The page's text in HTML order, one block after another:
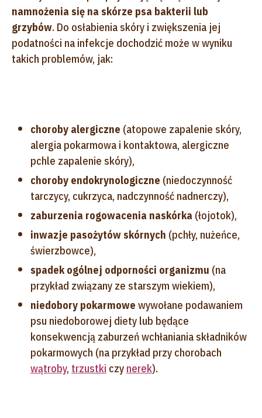
namnożenia się na skórze psa bakterii lub
grzybów. Do osłabienia skóry i zwiększenia jej
podatności na infekcje dochodzić może w wyniku
takich problemów, jak:
choroby alergiczne (atopowe zapalenie skóry,
alergia pokarmowa i kontaktowa, alergiczne
pchle zapalenie skóry),
choroby endokrynologiczne (niedoczynność
tarczycy, cukrzyca, nadczynność nadnerczy),
zaburzenia rogowacenia naskórka (łojotok),
inwazje pasożytów skórnych (pchły, nużeńce,
świerzbowce),
spadek ogólnej odporności organizmu (na
przykład związany ze starszym wiekiem),
niedobory pokarmowe wywołane podawaniem
psu niedoborowej diety lub będące
konsekwencją zaburzeń wchłaniania składników
pokarmowych (na przykład przy chorobach
wątroby, trzustki czy nerek).